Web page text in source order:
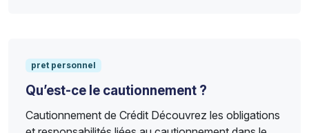
pret personnel
Qu’est-ce le cautionnement ?
Cautionnement de Crédit Découvrez les obligations